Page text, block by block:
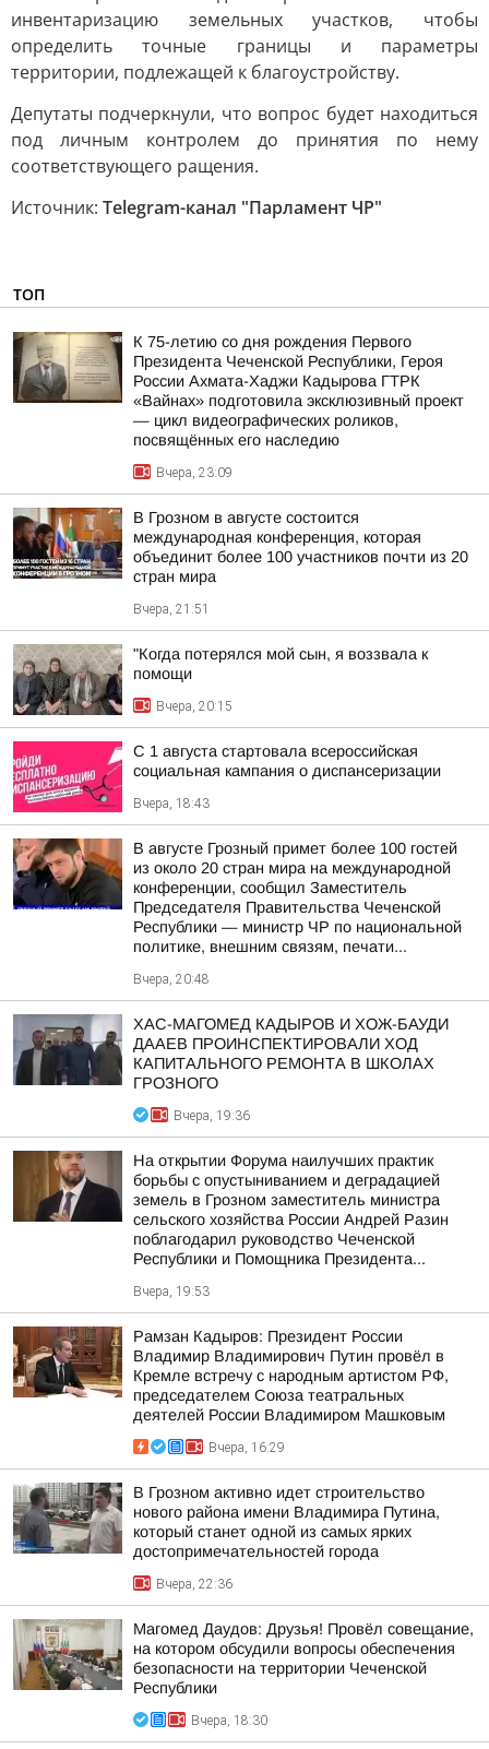
инвентаризацию земельных участков, чтобы
определить точные границы и параметры
территории, подлежащей к благоустройству.
Депутаты подчеркнули, что вопрос будет находиться
под личным контролем до принятия по нему
соответствующего ращения.
Источник: Telegram-канал "Парламент ЧР"
ТОП
К 75-летию со дня рождения Первого
Президента Чеченской Республики, Героя
России Ахмата-Хаджи Кадырова ГТРК
«Вайнах» подготовила эксклюзивный проект
— цикл видеографических роликов,
посвящённых его наследию
Вчера, 23:09
В Грозном в августе состоится
международная конференция, которая
объединит более 100 участников почти из 20
стран мира
Вчера, 21:51
"Когда потерялся мой сын, я воззвала к
помощи
Вчера, 20:15
С 1 августа стартовала всероссийская
социальная кампания о диспансеризации
Вчера, 18:43
В августе Грозный примет более 100 гостей
из около 20 стран мира на международной
конференции, сообщил Заместитель
Председателя Правительства Чеченской
Республики — министр ЧР по национальной
политике, внешним связям, печати...
Вчера, 20:48
ХАС-МАГОМЕД КАДЫРОВ И ХОЖ-БАУДИ
ДААЕВ ПРОИНСПЕКТИРОВАЛИ ХОД
КАПИТАЛЬНОГО РЕМОНТА В ШКОЛАХ
ГРОЗНОГО
Вчера, 19:36
На открытии Форума наилучших практик
борьбы с опустыниванием и деградацией
земель в Грозном заместитель министра
сельского хозяйства России Андрей Разин
поблагодарил руководство Чеченской
Республики и Помощника Президента...
Вчера, 19:53
Рамзан Кадыров: Президент России
Владимир Владимирович Путин провёл в
Кремле встречу с народным артистом РФ,
председателем Союза театральных
деятелей России Владимиром Машковым
Вчера, 16:29
В Грозном активно идет строительство
нового района имени Владимира Путина,
который станет одной из самых ярких
достопримечательностей города
Вчера, 22:36
Магомед Даудов: Друзья! Провёл совещание,
на котором обсудили вопросы обеспечения
безопасности на территории Чеченской
Республики
Вчера, 18:30